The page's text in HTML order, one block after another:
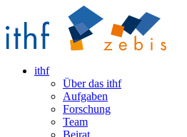
ithf
Über das ithf
Aufgaben
Forschung
Team
Beirat